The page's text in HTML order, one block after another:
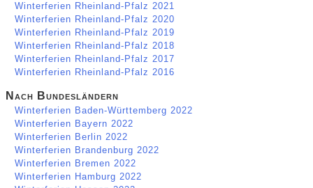
Winterferien Rheinland-Pfalz 2021
Winterferien Rheinland-Pfalz 2020
Winterferien Rheinland-Pfalz 2019
Winterferien Rheinland-Pfalz 2018
Winterferien Rheinland-Pfalz 2017
Winterferien Rheinland-Pfalz 2016
Nach Bundesländern
Winterferien Baden-Württemberg 2022
Winterferien Bayern 2022
Winterferien Berlin 2022
Winterferien Brandenburg 2022
Winterferien Bremen 2022
Winterferien Hamburg 2022